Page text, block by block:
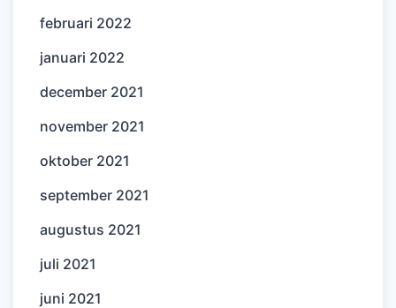
februari 2022
januari 2022
december 2021
november 2021
oktober 2021
september 2021
augustus 2021
juli 2021
juni 2021